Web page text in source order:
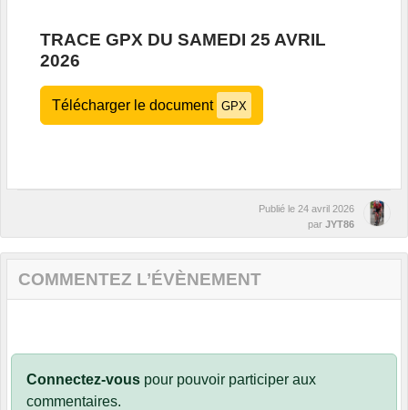
TRACE GPX DU SAMEDI 25 AVRIL
2026
Télécharger le document GPX
Publié le 24 avril 2026
par JYT86
COMMENTEZ L’ÉVÈNEMENT
Connectez-vous pour pouvoir participer aux
commentaires.